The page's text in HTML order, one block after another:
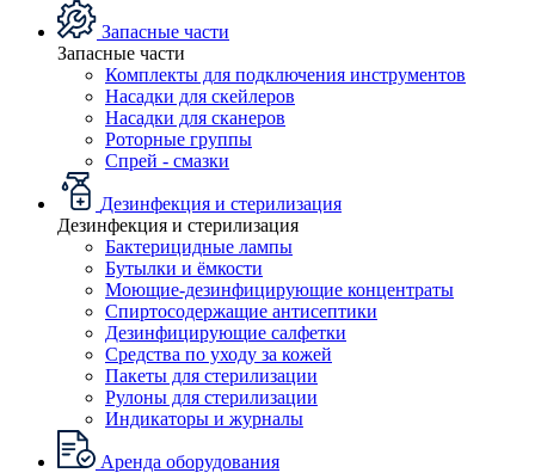
Запасные части
Запасные части
Комплекты для подключения инструментов
Насадки для скейлеров
Насадки для сканеров
Роторные группы
Спрей - смазки
Дезинфекция и стерилизация
Дезинфекция и стерилизация
Бактерицидные лампы
Бутылки и ёмкости
Моющие-дезинфицирующие концентраты
Спиртосодержащие антисептики
Дезинфицирующие салфетки
Средства по уходу за кожей
Пакеты для стерилизации
Рулоны для стерилизации
Индикаторы и журналы
Аренда оборудования